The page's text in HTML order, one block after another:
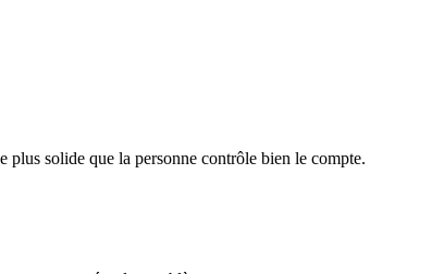
solide que la personne contrôle bien le compte.